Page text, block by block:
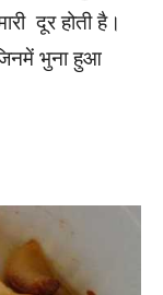
दूर होती है।
भुना हुआ